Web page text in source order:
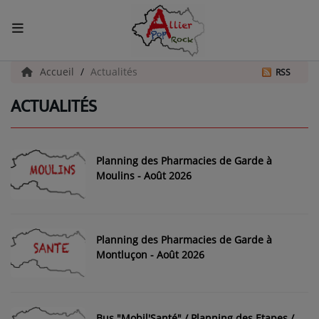
ACCUEIL
Actualités
AGENDA CULTUREL - ALLIER
INFOS POP ROCK
La Radio
EMISSIONS
ARTISTES
Accueil Actualités RSS
ACTUALITÉS
Planning des Pharmacies de Garde à
Moulins - Août 2026
Planning des Pharmacies de Garde à
Montluçon - Août 2026